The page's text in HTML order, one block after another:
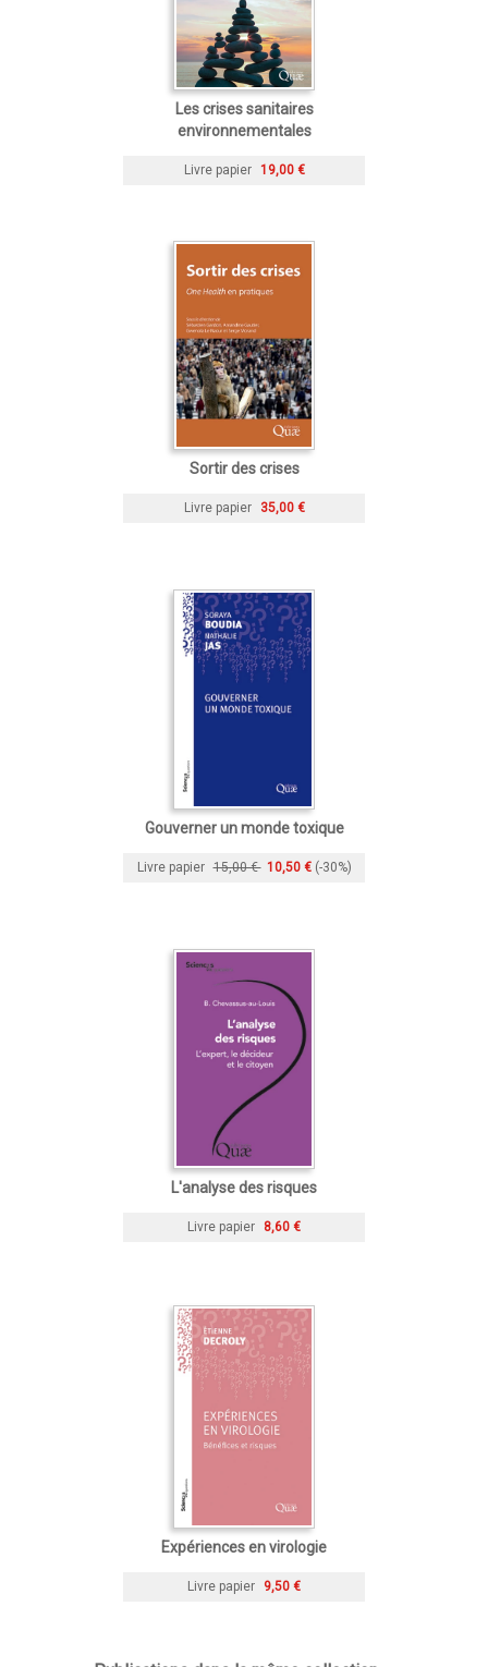
Les crises sanitaires
environnementales
Livre papier 19,00 €
Sortir des crises
Livre papier 35,00 €
Gouverner un monde toxique
Livre papier 15,00 € 10,50 € (-30%)
L'analyse des risques
Livre papier 8,60 €
Expériences en virologie
Livre papier 9,50 €